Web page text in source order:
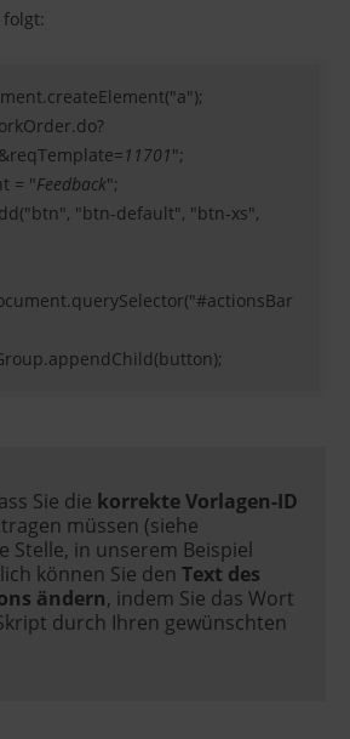
11701";
= "Feedback";
"btn-default", "btn-xs",
Sie die korrekte Vorlagen-ID
müssen (siehe
Stelle, in unserem Beispiel
können Sie den Text des
ändern, indem Sie das Wort
durch Ihren gewünschten